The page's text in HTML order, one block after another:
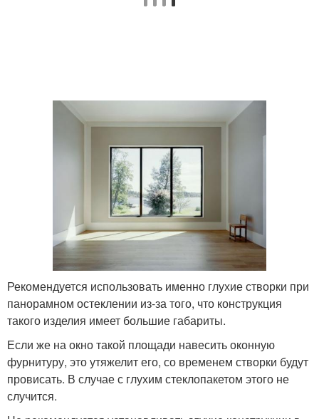
Рекомендуется использовать именно глухие створки при
панорамном остеклении из-за того, что конструкция
такого изделия имеет большие габариты.
Если же на окно такой площади навесить оконную
фурнитуру, это утяжелит его, со временем створки будут
провисать. В случае с глухим стеклопакетом этого не
случится.